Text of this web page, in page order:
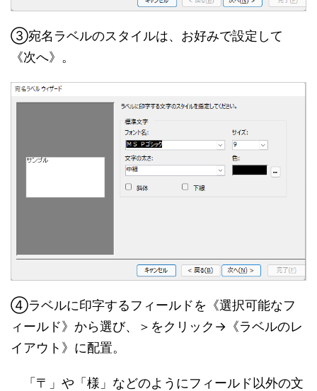
③宛名ラベルのスタイルは、お好みで設定して
《次へ》。
④ラベルに印字するフィールドを《選択可能なフ
ィールド》から選び、＞をクリック→《ラベルのレ
イアウト》に配置。
「〒」や「様」などのようにフィールド以外の文